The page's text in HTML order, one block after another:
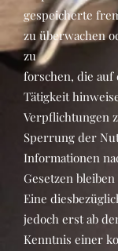
gespeicherte
zu überwachen
zu
forschen, die
Tätigkeit
Verpflichtungen
Sperrung der
Informationen
Gesetzen
Eine
jedoch erst ab
Kenntnis einer